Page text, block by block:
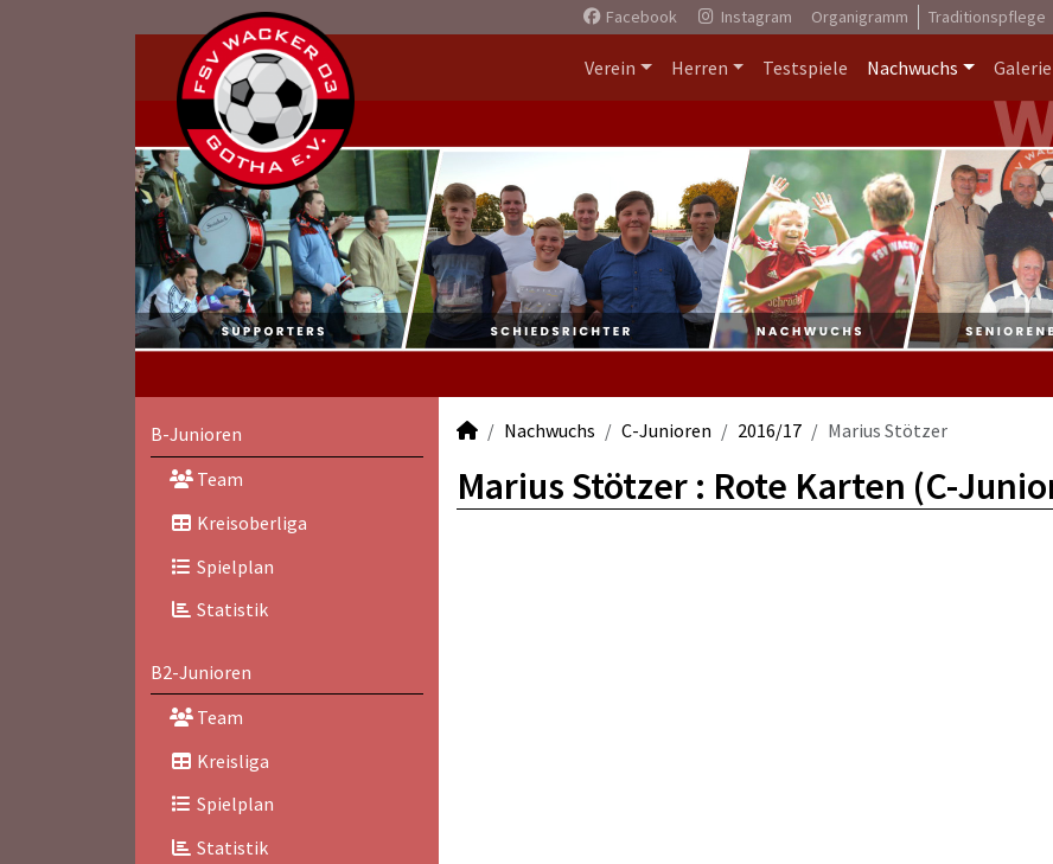
Facebook Instagram Organigramm Traditionspflege
Verein Herren Testspiele Nachwuchs Galerie
B-Junioren
Team
Kreisoberliga
Spielplan
Statistik
B2-Junioren
Team
Kreisliga
Spielplan
Statistik
Nachwuchs C-Junioren 2016/17 Marius Stötzer
Marius Stötzer : Rote Karten (C-